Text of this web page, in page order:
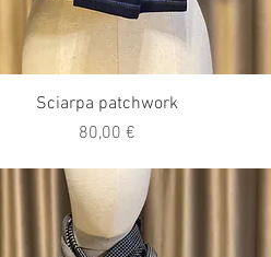
Vista rapida
Sciarpa patchwork
Prezzo
80,00 €